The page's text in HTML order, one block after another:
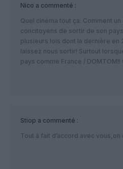
Nico a commenté :
Quel cinéma tout ça. Comment
concitoyens de sortir de son
plusieurs lois dont la dernière en
laissez nous sortir! Surtout
pays comme France / DOMTOM!!
Stiop a commenté :
Tout à fait d’accord avec vous,on